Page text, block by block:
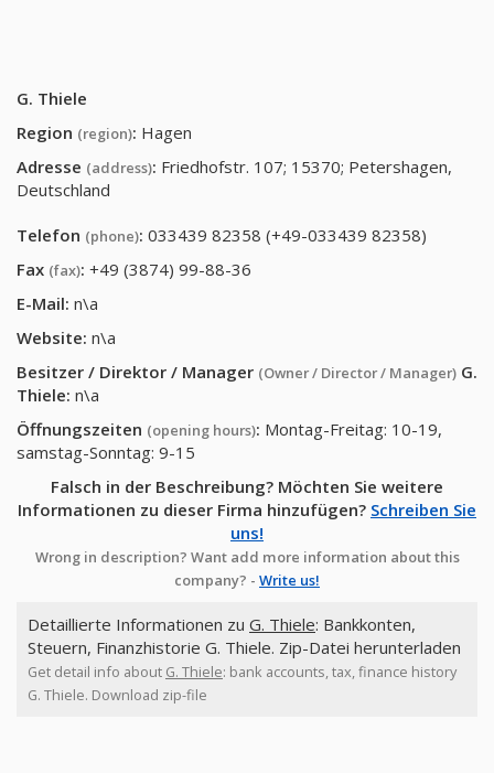
G. Thiele
Region (region): Hagen
Adresse (address): Friedhofstr. 107; 15370; Petershagen,
Deutschland
Telefon (phone): 033439 82358 (+49-033439 82358)
Fax (fax): +49 (3874) 99-88-36
E-Mail: n\a
Website: n\a
Besitzer / Direktor / Manager (Owner / Director / Manager) G.
Thiele: n\a
Öffnungszeiten (opening hours): Montag-Freitag: 10-19,
samstag-Sonntag: 9-15
Falsch in der Beschreibung? Möchten Sie weitere
Informationen zu dieser Firma hinzufügen? Schreiben Sie
uns!
Wrong in description? Want add more information about this
company? - Write us!
Detaillierte Informationen zu G. Thiele: Bankkonten,
Steuern, Finanzhistorie G. Thiele. Zip-Datei herunterladen
Get detail info about G. Thiele: bank accounts, tax, finance history
G. Thiele. Download zip-file